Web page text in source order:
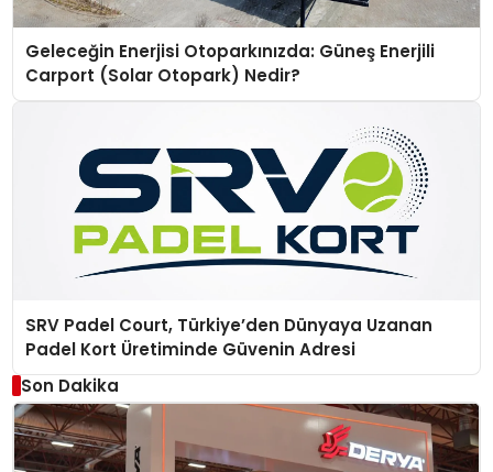
Geleceğin Enerjisi Otoparkınızda: Güneş Enerjili
Carport (Solar Otopark) Nedir?
SRV Padel Court, Türkiye’den Dünyaya Uzanan
Padel Kort Üretiminde Güvenin Adresi
Son Dakika